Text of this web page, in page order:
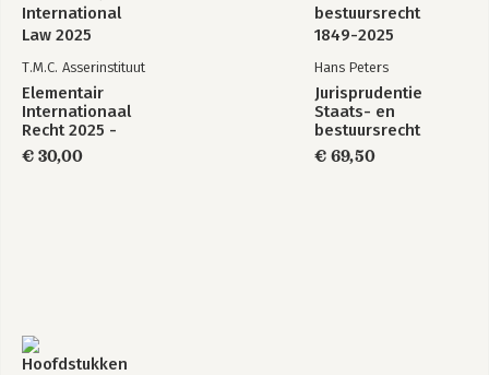
T.M.C. Asserinstituut
Elementair
Internationaal
Recht 2025 -
Elementary
International Law
€ 30,00
Hans Peters
Jurisprudentie
Staats- en
bestuursrecht
1849-2025
€ 69,50